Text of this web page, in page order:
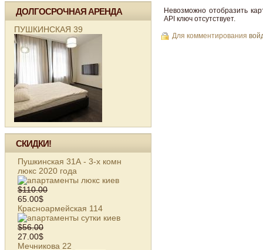
ДОЛГОСРОЧНАЯ АРЕНДА
ПУШКИНСКАЯ 39
СКИДКИ!
Пушкинская 31А - 3-х комн
люкс 2020 года
$110.00
65.00$
Красноармейская 114
$56.00
27.00$
Мечникова 22
Невозможно отобразить
API ключ отсутствует.
Для комментирования